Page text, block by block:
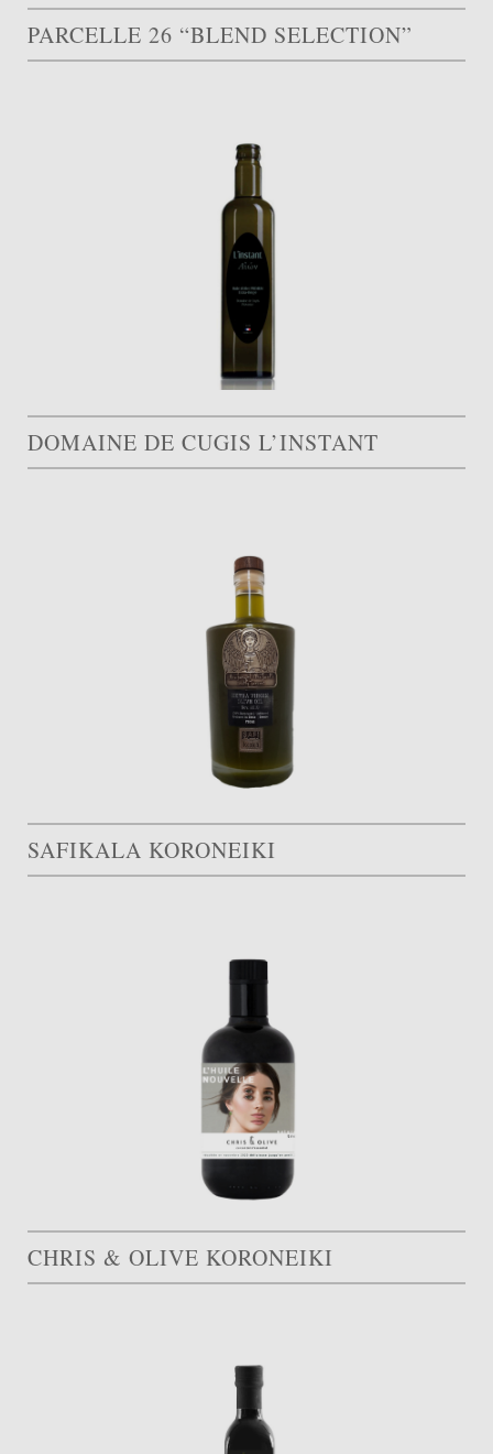
PARCELLE 26 “BLEND SELECTION”
DOMAINE DE CUGIS L’INSTANT
SAFIKALA KORONEIKI
CHRIS & OLIVE KORONEIKI